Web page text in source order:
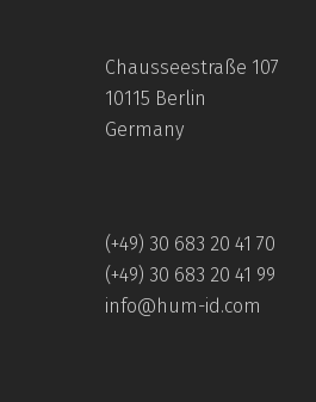
Chausseestraße 107
10115 Berlin
Germany
(+49) 30 683 20 41 70
(+49) 30 683 20 41 99
info@hum-id.com